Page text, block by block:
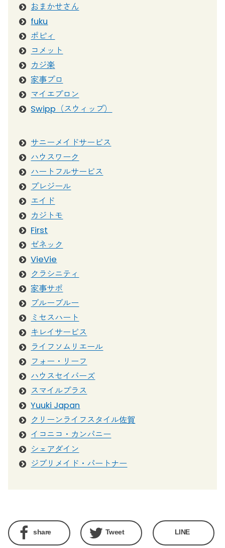
おまかせさん
fuku
ポピィ
コメット
カジ楽
家事プロ
マイエプロン
Swipp（スウィップ）
サニーメイドサービス
ハウスワーク
ハートフルサービス
プレジール
エイド
カジトモ
First
ゼネック
VieVie
クラシニティ
家事サポ
ブルーブルー
ミセスハート
キレイサービス
ライフソムリエール
フォー・リーフ
ハウスセイバーズ
スマイルプラス
Yuuki Japan
クリーンライフスタイル佐賀
イコニコ・カンパニー
シェアダイン
ジブリメイド・パートナー
share Tweet LINE